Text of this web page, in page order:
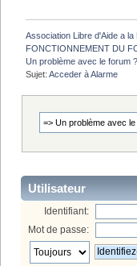
Association Libre d'Aide a
FONCTIONNEMENT DU
Un problème avec le forum ?
Sujet:Acceder à Alarme
Utilisateur
Identifiant:
Mot de passe: